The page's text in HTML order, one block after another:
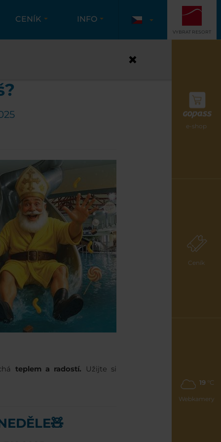
e-shop
Ceník
19°C
Webkamery
CENÍK INFO
VYBRAT RESORT
teplem a radostí.
Užijte si